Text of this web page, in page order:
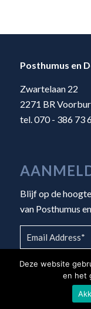
Posthumus en
Zwartelaan 22
2271 BR
tel. 070 - 386 73
Blijf op de
van Posthumus
© Copyright 2026 -
Deze website
en het